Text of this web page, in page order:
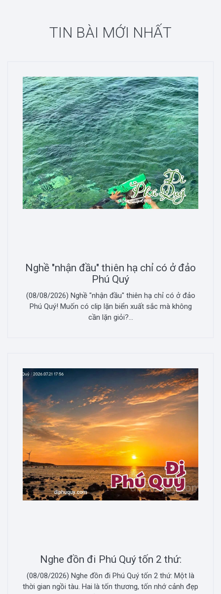
TIN BÀI MỚI NHẤT
Nghề "nhận đầu" thiên hạ chỉ có ở đảo
Phú Quý
(08/08/2026) Nghề "nhận đầu" thiên hạ chỉ có ở đảo
Phú Quý! Muốn có clip lặn biển xuất sắc mà không
cần lặn giỏi?...
Nghe đồn đi Phú Quý tốn 2 thứ:
(08/08/2026) Nghe đồn đi Phú Quý tốn 2 thứ: Một là
thời gian ngồi tàu. Hai là tốn thương, tốn nhớ cảnh đẹp